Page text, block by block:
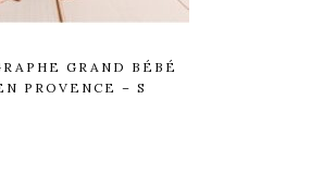
GRAND BÉBÉ
PROVENCE – S